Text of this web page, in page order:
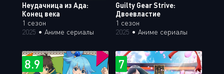
Неудачница из Ада:
Конец века
1 сезон
2025 • Аниме сериалы
Guilty Gear Strive:
Двоевластие
1 сезон
2025 • Аниме сериалы
8.9 7